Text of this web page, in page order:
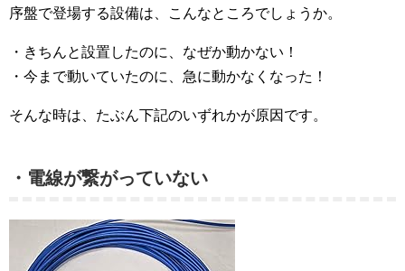
序盤で登場する設備は、こんなところでしょうか。
・きちんと設置したのに、なぜか動かない！
・今まで動いていたのに、急に動かなくなった！
そんな時は、たぶん下記のいずれかが原因です。
・電線が繋がっていない